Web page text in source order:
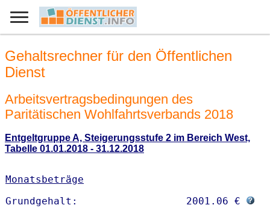
Gehaltsrechner für den Öffentlichen
Dienst
Arbeitsvertragsbedingungen des
Paritätischen Wohlfahrtsverbands 2018
Entgeltgruppe A, Steigerungsstufe 2 im Bereich West,
Tabelle 01.01.2018 - 31.12.2018
Monatsbeträge
Grundgehalt:                  2001.06 €